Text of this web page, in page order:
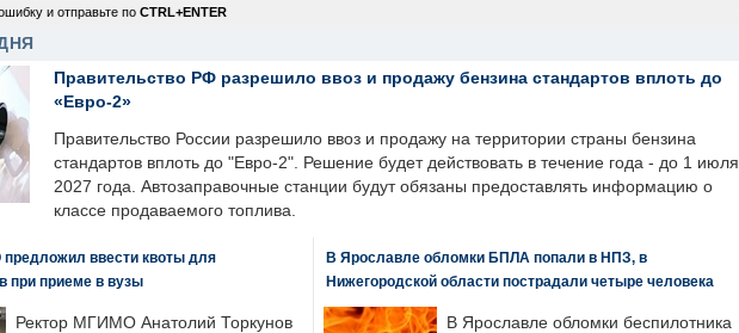
и отправьте по CTRL+ENTER
Правительство РФ разрешило ввоз и продажу бензина стандартов вплоть до
«Евро-2»
Правительство России разрешило ввоз и продажу на территории страны бензина
стандартов вплоть до "Евро-2". Решение будет действовать в течение года - до 1 июля
2027 года. Автозаправочные станции будут обязаны предоставлять информацию о
классе продаваемого топлива.
ввести квоты для
при приеме в вузы
Ректор МГИМО Анатолий Торкунов
В Ярославле обломки БПЛА попали в НПЗ, в
Нижегородской области пострадали четыре человека
В Ярославле обломки беспилотника